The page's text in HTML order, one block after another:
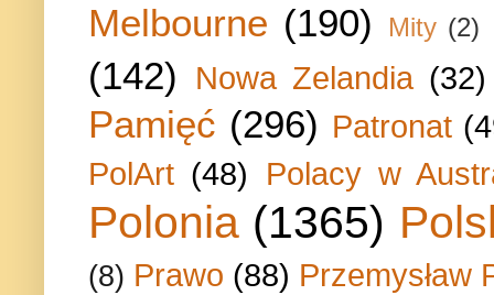
Melbourne (190) Mity (2)
(142) Nowa Zelandia (32)
Pamięć (296) Patronat
PolArt (48) Polacy w
Polonia (1365)
(8) Prawo (88) Przemysław